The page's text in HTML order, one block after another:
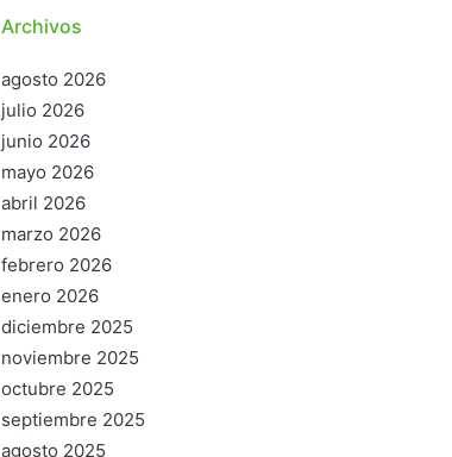
Archivos
agosto 2026
julio 2026
junio 2026
mayo 2026
abril 2026
marzo 2026
febrero 2026
enero 2026
diciembre 2025
noviembre 2025
octubre 2025
septiembre 2025
agosto 2025